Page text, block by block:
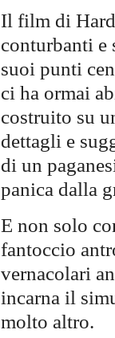
Il film di
conturbanti e
suoi punti
ci ha ormai
costruito su
dettagli e
di un
panica dalla
E non solo
fantoccio
vernacolari
incarna il
molto altro.